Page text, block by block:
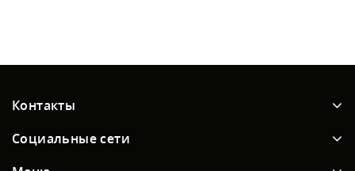
Контакты
Социальные сети